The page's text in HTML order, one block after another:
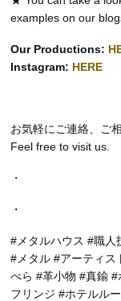
examples on our
Our Productions:
Instagram: HERE
お気軽にご連絡、ご
Feel free to visit us.
・
・
#メタルハウス #職人
#メタル #アーティス
べら #革小物 #真鍮
フリンジ #ホテルル